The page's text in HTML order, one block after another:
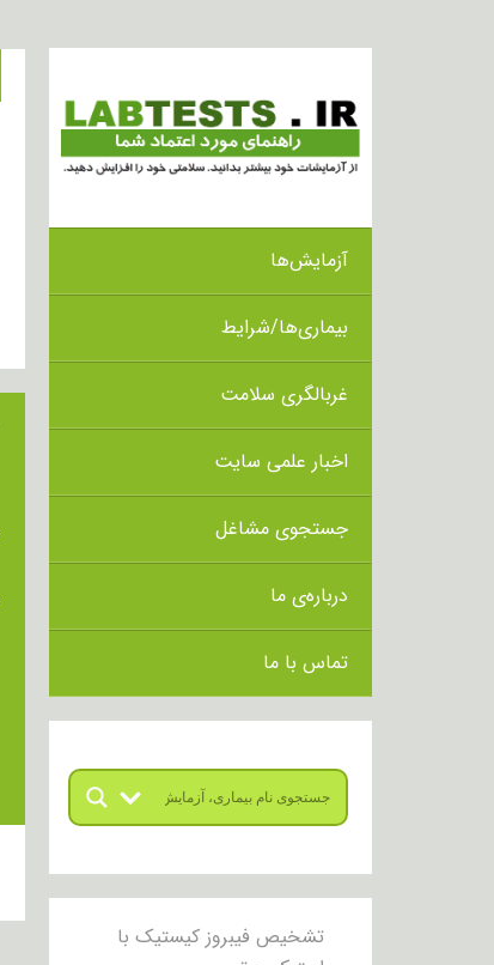
آزمایش‌ها
بیماری‌ها/شرایط
غربالگری سلامت
اخبار علمی سایت
جستجوی مشاغل
درباره‌ی ما
تماس با ما
تشخیص فیبروز کیستیک با